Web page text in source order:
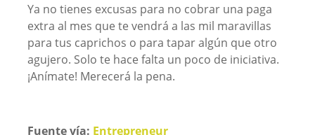
Ya no tienes excusas para no cobrar una paga
extra al mes que te vendrá a las mil maravillas
para tus caprichos o para tapar algún que otro
agujero. Solo te hace falta un poco de iniciativa.
¡Anímate! Merecerá la pena.
Fuente vía: Entrepreneur